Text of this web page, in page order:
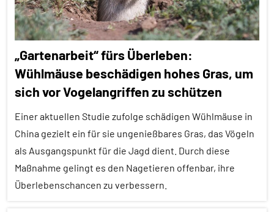
Tiergruppen
Forschung
aktuell
Lernen
und
Nestbau
Soziales
Lernen
Vögel
„Gartenarbeit“ fürs Überleben:
Wühlmäuse beschädigen hohes Gras, um
sich vor Vogelangriffen zu schützen
Einer aktuellen Studie zufolge schädigen Wühlmäuse in
China gezielt ein für sie ungenießbares Gras, das Vögeln
als Ausgangspunkt für die Jagd dient. Durch diese
Maßnahme gelingt es den Nagetieren offenbar, ihre
Überlebenschancen zu verbessern.